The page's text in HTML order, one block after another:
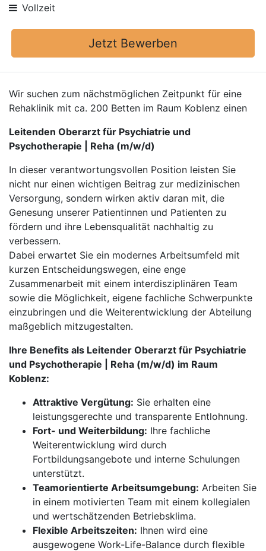
Vollzeit
Jetzt Bewerben
Wir suchen zum nächstmöglichen Zeitpunkt für eine
Rehaklinik mit ca. 200 Betten im Raum Koblenz einen
Leitenden Oberarzt für Psychiatrie und
Psychotherapie | Reha (m/w/d)
In dieser verantwortungsvollen Position leisten Sie
nicht nur einen wichtigen Beitrag zur medizinischen
Versorgung, sondern wirken aktiv daran mit, die
Genesung unserer Patientinnen und Patienten zu
fördern und ihre Lebensqualität nachhaltig zu
verbessern.
Dabei erwartet Sie ein modernes Arbeitsumfeld mit
kurzen Entscheidungswegen, eine enge
Zusammenarbeit mit einem interdisziplinären Team
sowie die Möglichkeit, eigene fachliche Schwerpunkte
einzubringen und die Weiterentwicklung der Abteilung
maßgeblich mitzugestalten.
Ihre Benefits als Leitender Oberarzt für Psychiatrie
und Psychotherapie | Reha (m/w/d) im Raum
Koblenz:
Attraktive Vergütung: Sie erhalten eine
leistungsgerechte und transparente Entlohnung.
Fort- und Weiterbildung: Ihre fachliche
Weiterentwicklung wird durch
Fortbildungsangebote und interne Schulungen
unterstützt.
Teamorientierte Arbeitsumgebung: Arbeiten Sie
in einem motivierten Team mit einem kollegialen
und wertschätzenden Betriebsklima.
Flexible Arbeitszeiten: Ihnen wird eine
ausgewogene Work-Life-Balance durch flexible